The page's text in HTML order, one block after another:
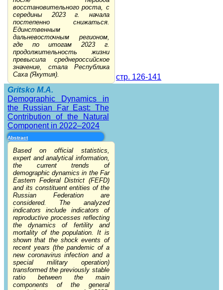
восстановительного роста, с
середины 2023 г. начала
постепенно снижаться.
Единственным
дальневосточным регионом,
где по итогам 2023 г.
продолжительность жизни
превысила среднероссийское
значение, стала Республика
Саха (Якутия).
стр. 126-141
Gritsko M.A.
Demographic Dynamics in
the Russian Far East: The
Contribution of the Natural
Component in 2022–2024
Abstract
Based on official statistics,
expert and analytical information,
the current trends of
demographic dynamics in the Far
Eastern Federal District (FEFD)
and its constituent entities of the
Russian Federation are
considered. The analyzed
indicators include indicators of
reproductive processes reflecting
the dynamics of fertility and
mortality of the population. It is
shown that the shock events of
recent years (the pandemic of a
new coronavirus infection and a
special military operation)
transformed the previously stable
ratio between the main
components of the general